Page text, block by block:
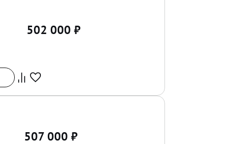
502 000 ₽
507 000 ₽